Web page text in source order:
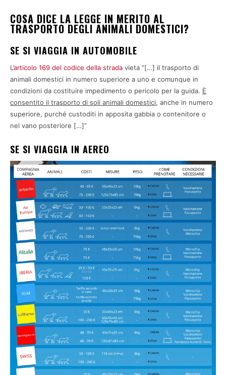
COSA DICE LA LEGGE IN MERITO AL
TRASPORTO DEGLI ANIMALI DOMESTICI?
SE SI VIAGGIA IN AUTOMOBILE
L’articolo 169 del codice della strada vieta “[…] il trasporto di
animali domestici in numero superiore a uno e comunque in
condizioni da costituire impedimento o pericolo per la guida. È
consentito il trasporto di soli animali domestici, anche in numero
superiore, purché custoditi in apposita gabbia o contenitore o
nel vano posteriore […]”
SE SI VIAGGIA IN AEREO